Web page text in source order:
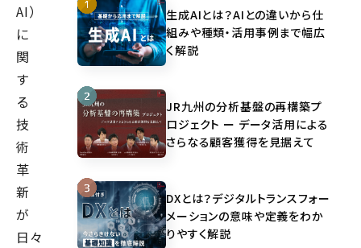
AI）
に
関
す
る
技
術
革
新
が
日々
生成AIとは？AIとの違いから仕
組みや種類・活用事例まで幅広
く解説
JR九州の分析基盤の再構築プ
ロジェクト ー データ活用による
さらなる顧客獲得を見据えて
DXとは？デジタルトランスフォー
メーションの意味や定義をわか
りやすく解説